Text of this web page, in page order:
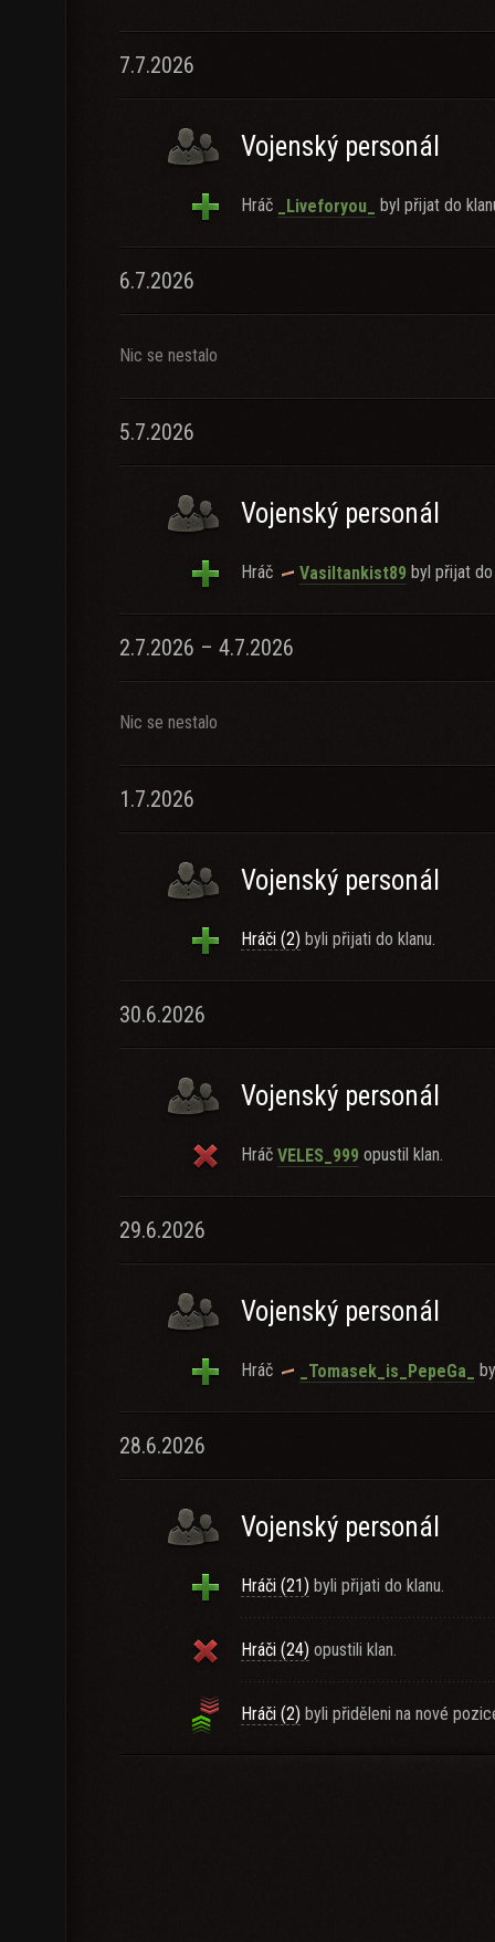
7.7.2026
Vojenský personál
Hráč _Liveforyou_ byl přijat do
6.7.2026
Nic se nestalo
5.7.2026
Vojenský personál
Hráč Vasiltankist89 byl přijat do
2.7.2026 – 4.7.2026
Nic se nestalo
1.7.2026
Vojenský personál
Hráči (2) byli přijati do klanu.
30.6.2026
Vojenský personál
Hráč VELES_999 opustil klan.
29.6.2026
Vojenský personál
Hráč _Tomasek_is_PepeGa_
28.6.2026
Vojenský personál
Hráči (21) byli přijati do klanu.
Hráči (24) opustili klan.
Hráči (2) byli přiděleni na nové